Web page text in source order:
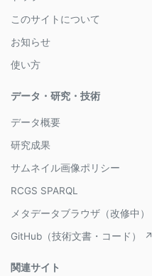
このサイトについて
お知らせ
使い方
データ・研究・技術
データ概要
研究成果
サムネイル画像ポリシー
RCGS SPARQL
メタデータブラウザ（改修中）
GitHub（技術文書・コード） ↗
関連サイト